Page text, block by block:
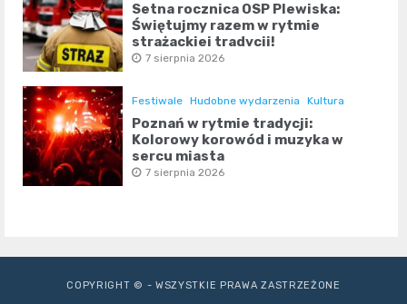
Setna rocznica OSP Plewiska:
Świętujmy razem w rytmie
strażackiej tradycji!
7 sierpnia 2026
Festiwale Hudobne wydarzenia Kultura
Poznań w rytmie tradycji:
Kolorowy korowód i muzyka w
sercu miasta
7 sierpnia 2026
COPYRIGHT © - WSZYSTKIE PRAWA ZASTRZEŻONE